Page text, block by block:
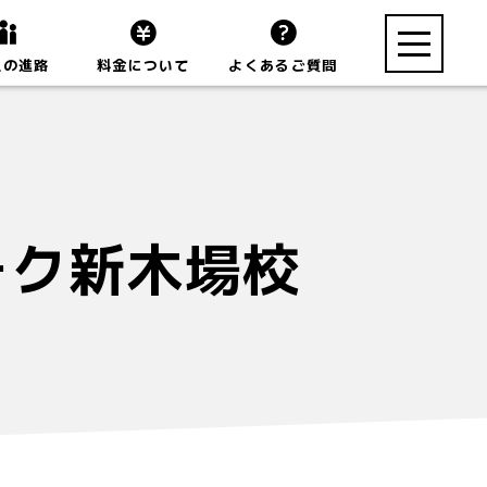
進路 料金について よくあるご質問
toggle
新木場校